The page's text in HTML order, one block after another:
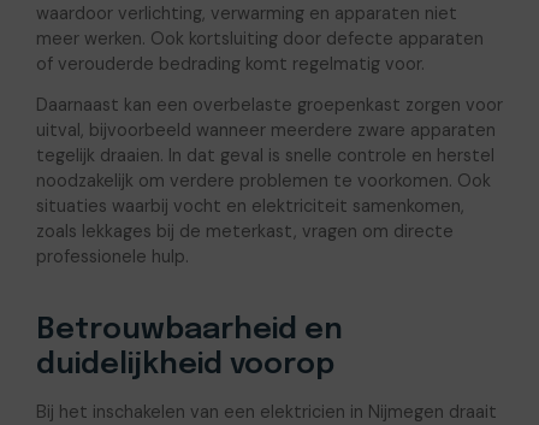
waardoor verlichting, verwarming en apparaten niet
meer werken. Ook kortsluiting door defecte apparaten
of verouderde bedrading komt regelmatig voor.
Daarnaast kan een overbelaste groepenkast zorgen voor
uitval, bijvoorbeeld wanneer meerdere zware apparaten
tegelijk draaien. In dat geval is snelle controle en herstel
noodzakelijk om verdere problemen te voorkomen. Ook
situaties waarbij vocht en elektriciteit samenkomen,
zoals lekkages bij de meterkast, vragen om directe
professionele hulp.
Betrouwbaarheid en
duidelijkheid voorop
Bij het inschakelen van een elektricien in Nijmegen draait